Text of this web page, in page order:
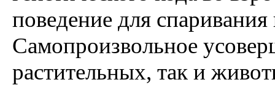
поведение для
Самопроизвольное
растительных, так и